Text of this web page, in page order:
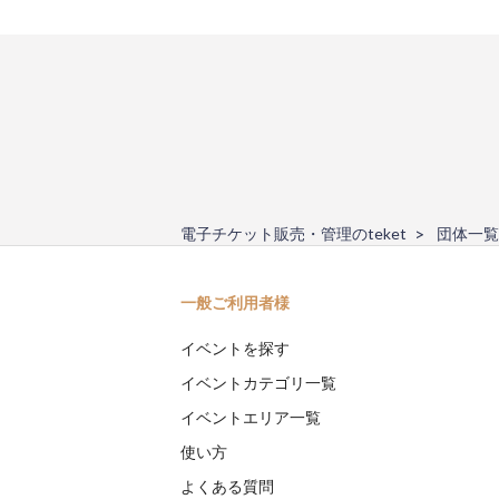
電子チケット販売・管理のteket 団体一覧
一般ご利用者様
イベントを探す
イベントカテゴリ一覧
イベントエリア一覧
使い方
よくある質問